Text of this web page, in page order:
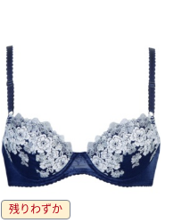
残りわずか